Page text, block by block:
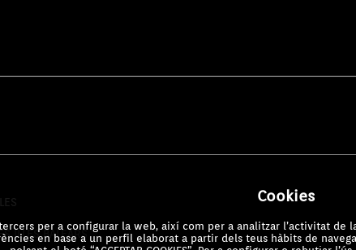
ILLES BALEARS
Cookies
tercers per a configurar la web, així com per a analitzar l’activitat
en base a un perfil elaborat a partir dels teus hàbits de